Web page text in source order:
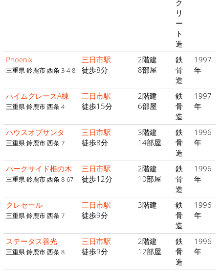
ク
リ
ー
ト
造
Phoenix
三重県 鈴鹿市 西条 3-4-8
三日市駅
徒歩8分
2階建
8部屋
鉄
骨
造
1997
年
ハイムグレースA棟
三重県 鈴鹿市 西条 4
三日市駅
徒歩15分
2階建
6部屋
鉄
骨
造
1997
年
ハウスオブサンタ
三重県 鈴鹿市 西条 7
三日市駅
徒歩8分
3階建
14部屋
鉄
骨
造
1996
年
パークサイド椎の木
三重県 鈴鹿市 西条 8-67
三日市駅
徒歩12分
2階建
10部屋
鉄
骨
造
1996
年
クレセール
三重県 鈴鹿市 西条 7
三日市駅
徒歩9分
3階建
鉄
骨
造
1996
年
ステータス善光
三重県 鈴鹿市 西条 8
三日市駅
徒歩9分
2階建
12部屋
鉄
骨
造
1996
年